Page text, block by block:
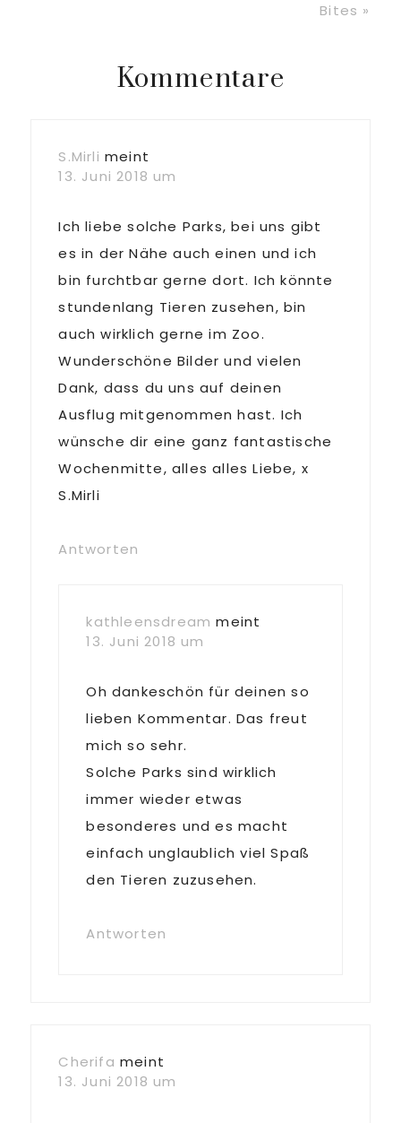
Bites »
Leser-Kommentare
S.Mirli meint
13. Juni 2018 um
Ich liebe solche Parks, bei uns gibt
es in der Nähe auch einen und ich
bin furchtbar gerne dort. Ich könnte
stundenlang Tieren zusehen, bin
auch wirklich gerne im Zoo.
Wunderschöne Bilder und vielen
Dank, dass du uns auf deinen
Ausflug mitgenommen hast. Ich
wünsche dir eine ganz fantastische
Wochenmitte, alles alles Liebe, x
S.Mirli
Antworten
kathleensdream meint
13. Juni 2018 um
Oh dankeschön für deinen so
lieben Kommentar. Das freut
mich so sehr.
Solche Parks sind wirklich
immer wieder etwas
besonderes und es macht
einfach unglaublich viel Spaß
den Tieren zuzusehen.
Antworten
Cherifa meint
13. Juni 2018 um